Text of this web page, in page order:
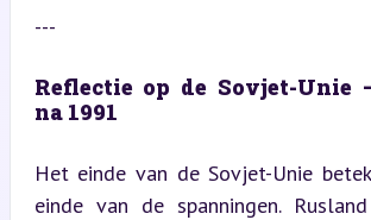
---
Reflectie op de Sovjet-Unie
na 1991
Het einde van de Sovjet-Unie
einde van de spanningen.